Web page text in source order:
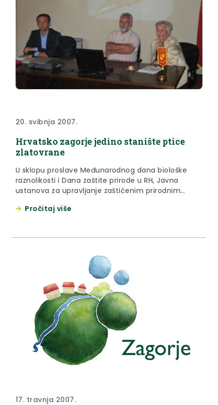
20. svibnja 2007.
Hrvatsko zagorje jedino stanište ptice
zlatovrane
U sklopu proslave Međunarodnog dana biološke
raznolikosti i Dana zaštite prirode u RH, Javna
ustanova za upravljanje zaštićenim prirodnim
županje u suradnji sa Zavodom za ornitologiju
Pročitaj više
17. travnja 2007.